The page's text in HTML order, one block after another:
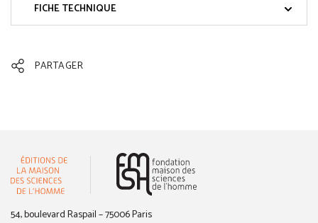
FICHE TECHNIQUE
PARTAGER
54, boulevard Raspail – 75006 Paris